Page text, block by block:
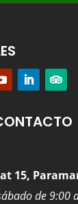
15,
de 9:00